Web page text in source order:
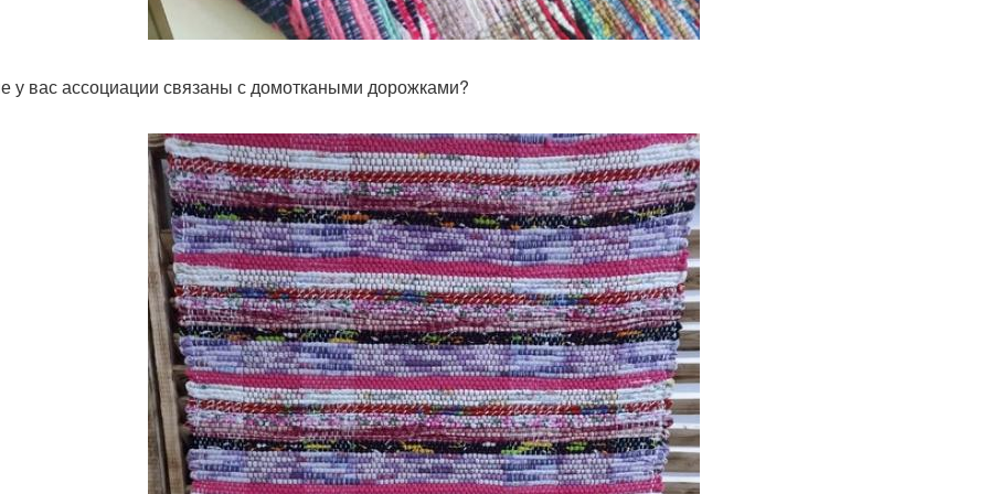
у вас ассоциации связаны с домоткаными дорожками?